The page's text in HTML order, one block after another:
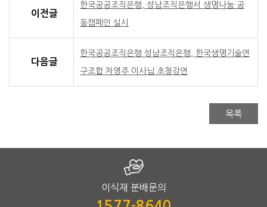
이전글
한국공공조직은행, 성남조직은행서 생명나눔 공
동캠페인 실시
다음글
한국공공조직은행 성남조직은행, 한국생명기술연
구조합 차영주 이사님 초청강연
목록
이식재 분배문의